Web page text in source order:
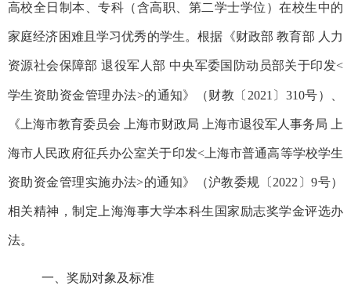
高校全日制本、专科（含高职、第二学士学位）在校生中的
家庭经济困难且学习优秀的学生。根据 《财政部 教育部 人力
资源社会保障部 退役军人部 中央军委国防动员部关于印发<
学生资助资金管理办法>的通知》（财教〔 2021〕310号）、
《上海市教育委员会 上海市财政局 上海市退役军人事务局 上
海市人民政府征兵办公室关于印发<上海市普通高等学校学生
资助资金管理实施办法>的通知》（沪教委规〔2022 〕9号）
相关精神，制定上海海事大学本科生国家励志奖学金评选办
法。
一、奖励对象及标准